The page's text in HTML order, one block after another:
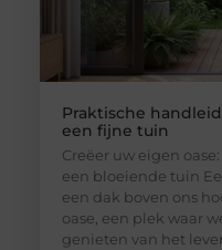
Praktische
een fijne tuin
Creëer uw eigen
een bloeiende tuin
een dak boven ons
oase, een plek waar
genieten van het